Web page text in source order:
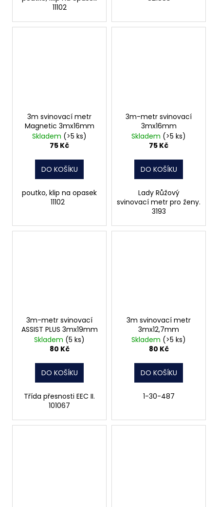
11102
3m svinovací metr
Magnetic 3mx16mm
Skladem (>5 ks)
75 Kč
DO KOŠÍKU
poutko, klip na opasek
11102
3m-metr svinovací
3mx16mm
Skladem (>5 ks)
75 Kč
DO KOŠÍKU
Lady Růžový
svinovací metr pro ženy.
3193
3m-metr svinovací
ASSIST PLUS 3mx19mm
Skladem (5 ks)
80 Kč
DO KOŠÍKU
Třída přesnosti EEC II.
101067
3m svinovací metr
3mx12,7mm
Skladem (>5 ks)
80 Kč
DO KOŠÍKU
1-30-487